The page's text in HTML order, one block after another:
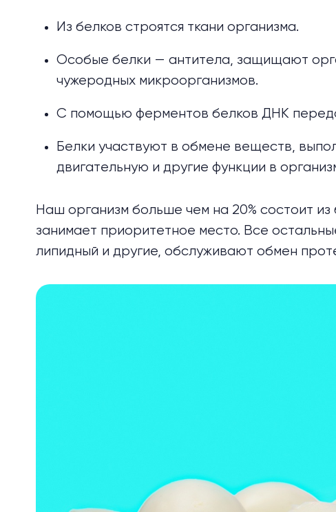
Из белков строятся ткани организма.
Особые белки — антитела, защищают
чужеродных микроорганизмов.
С помощью ферментов белков ДНК
Белки участвуют в обмене веществ,
двигательную и другие функции в
Наш организм больше чем на 20% состоит
занимает приоритетное место. Все
липидный и другие, обслуживают обмен